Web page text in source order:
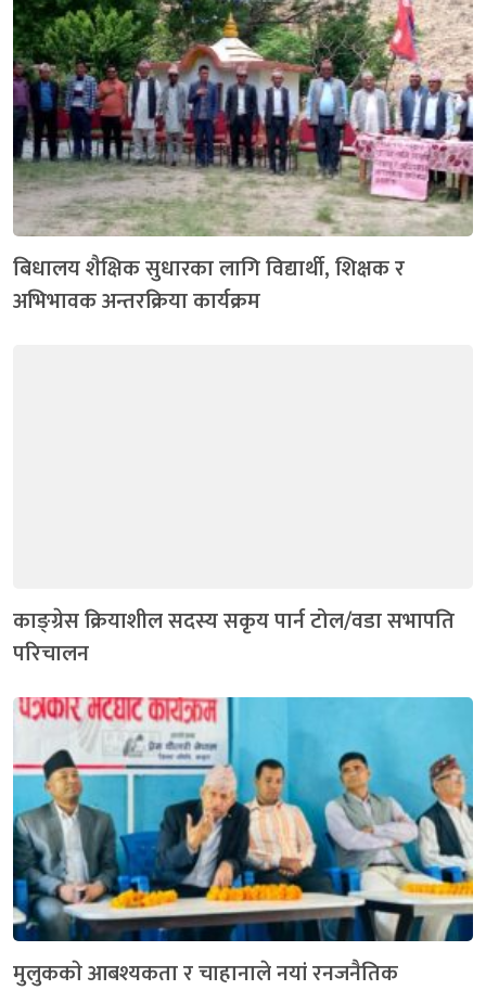
बिधालय शैक्षिक सुधारका लागि विद्यार्थी, शिक्षक र
अभिभावक अन्तरक्रिया कार्यक्रम
काङ्ग्रेस क्रियाशील सदस्य सकृय पार्न टोल/वडा सभापति
परिचालन
मुलुककाे आबश्यकता र चाहानाले नयां रनजनैतिक